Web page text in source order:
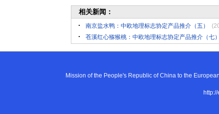
相关新闻：
南京盐水鸭：中欧地理标志协定产品推介（五）
苍溪红心猕猴桃：中欧地理标志协定产品推介（七
Mission of the People's Republic of China to the